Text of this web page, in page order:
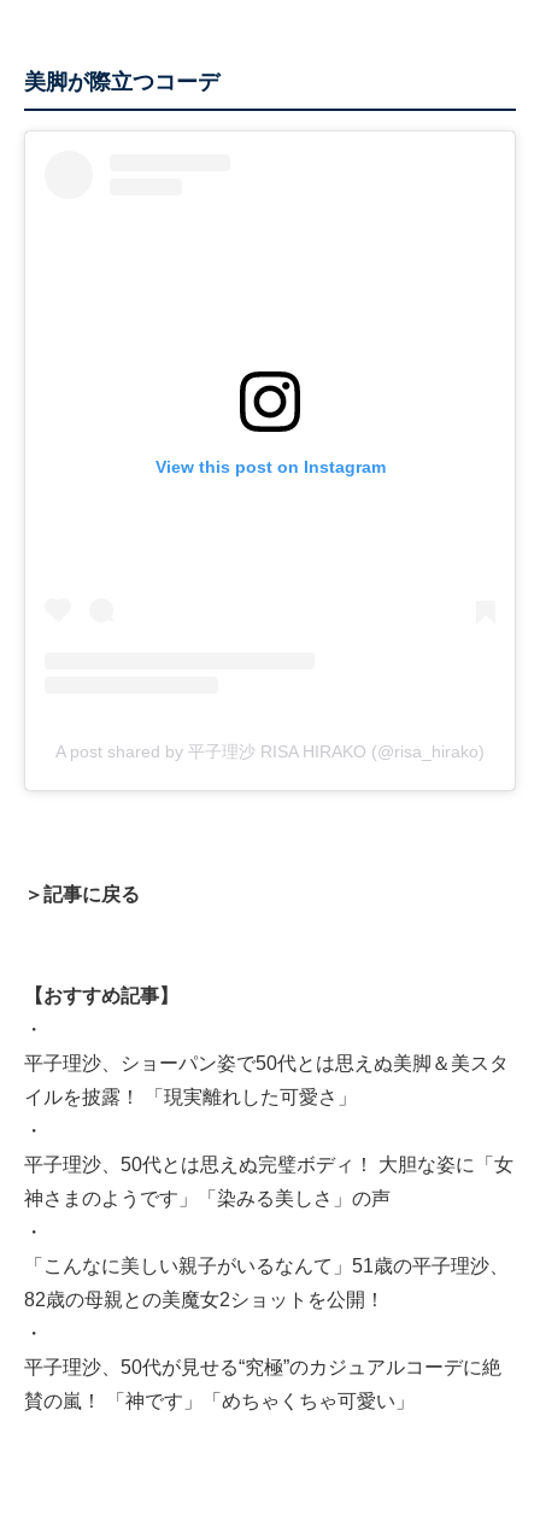
美脚が際立つコーデ
View this post on Instagram
A post shared by 平子理沙 RISA HIRAKO (@risa_hirako)
＞記事に戻る
【おすすめ記事】
・
平子理沙、ショーパン姿で50代とは思えぬ美脚＆美スタ
イルを披露！ 「現実離れした可愛さ」
・
平子理沙、50代とは思えぬ完璧ボディ！ 大胆な姿に「女
神さまのようです」「染みる美しさ」の声
・
「こんなに美しい親子がいるなんて」51歳の平子理沙、
82歳の母親との美魔女2ショットを公開！
・
平子理沙、50代が見せる“究極”のカジュアルコーデに絶
賛の嵐！ 「神です」「めちゃくちゃ可愛い」